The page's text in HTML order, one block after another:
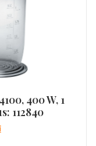
400 W, 1
112840
Prețul